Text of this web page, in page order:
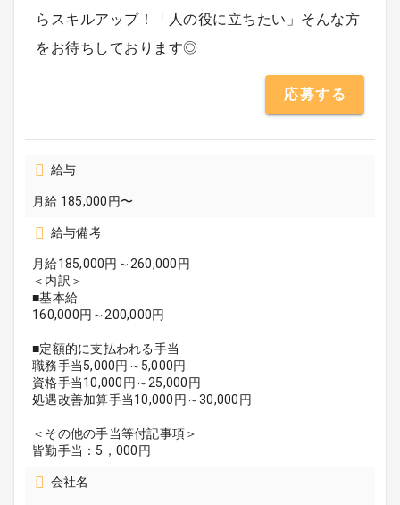
らスキルアップ！「人の役に立ちたい」そんな方
をお待ちしております◎
応募する
給与
月給 185,000円〜
給与備考
月給185,000円～260,000円
＜内訳＞
■基本給
160,000円～200,000円
■定額的に支払われる手当
職務手当5,000円～5,000円
資格手当10,000円～25,000円
処遇改善加算手当10,000円～30,000円
＜その他の手当等付記事項＞
皆勤手当：5，000円
会社名